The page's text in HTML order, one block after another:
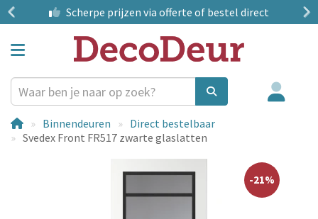
Scherpe prijzen via offerte of bestel direct
Binnendeuren
Direct bestelbaar
Svedex Front FR517 zwarte glaslatten
-21%